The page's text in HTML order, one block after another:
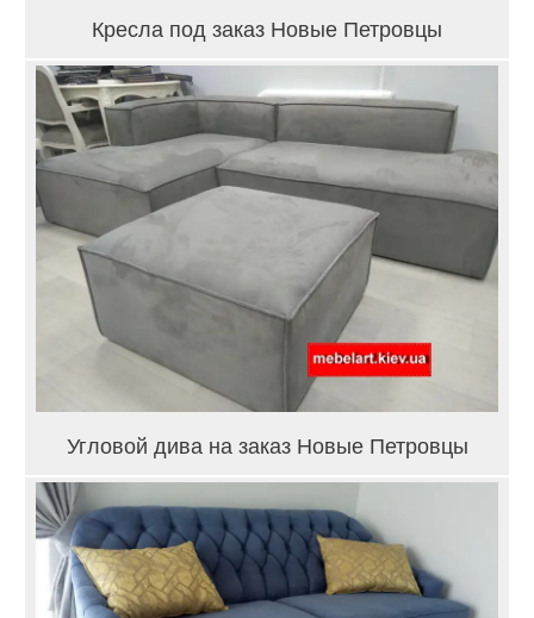
Кресла под заказ Новые Петровцы
Угловой дива на заказ Новые Петровцы